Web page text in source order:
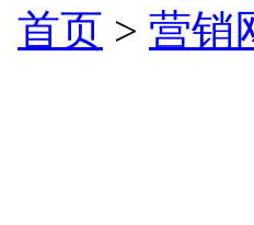
首页 > 营销